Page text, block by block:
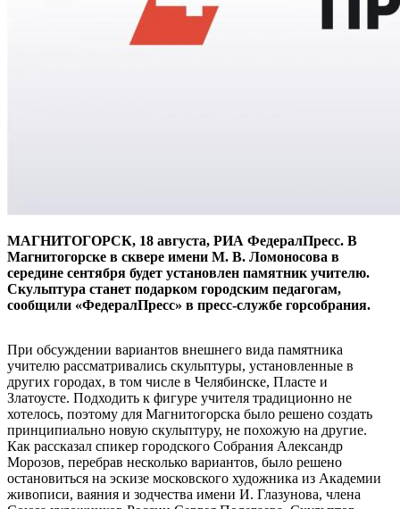
МАГНИТОГОРСК, 18 августа, РИА ФедералПресс. В
Магнитогорске в сквере имени М. В. Ломоносова в
середине сентября будет установлен памятник учителю.
Скульптура станет подарком городским педагогам,
сообщили «ФедералПресс» в пресс-службе горсобрания.
При обсуждении вариантов внешнего вида памятника
учителю рассматривались скульптуры, установленные в
других городах, в том числе в Челябинске, Пласте и
Златоусте. Подходить к фигуре учителя традиционно не
хотелось, поэтому для Магнитогорска было решено создать
принципиально новую скульптуру, не похожую на другие.
Как рассказал спикер городского Собрания Александр
Морозов, перебрав несколько вариантов, было решено
остановиться на эскизе московского художника из Академии
живописи, ваяния и зодчества имени И. Глазунова, члена